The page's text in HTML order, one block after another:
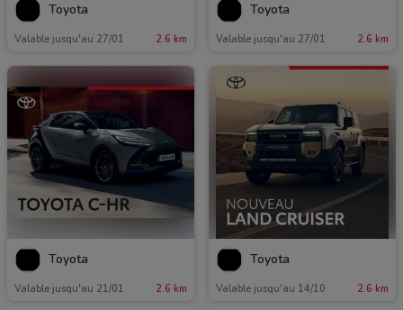
Toyota
Valable jusqu'au 27/01 2.6 km
Toyota
Valable jusqu'au 27/01 2.6 km
Toyota
Valable jusqu'au 21/01 2.6 km
Toyota
Valable jusqu'au 14/10 2.6 km